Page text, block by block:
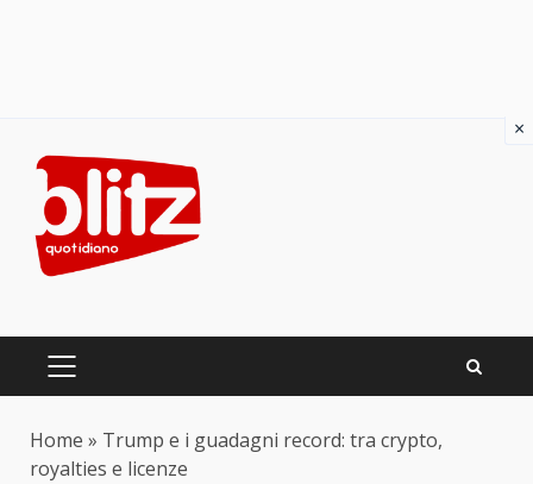
content
PRIMARY
Home » Trump e i guadagni record: tra crypto,
royalties e licenze
×